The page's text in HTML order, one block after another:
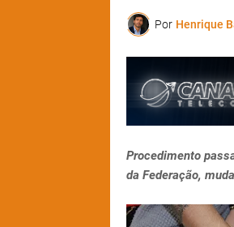
Por Henrique
Procedimento
da Federação,